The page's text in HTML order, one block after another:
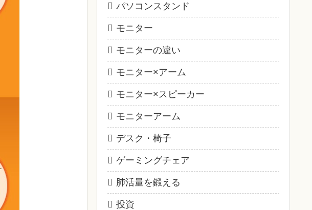
パソコンスタンド
モニター
モニターの違い
モニター×アーム
モニター×スピーカー
モニターアーム
デスク・椅子
ゲーミングチェア
肺活量を鍛える
投資